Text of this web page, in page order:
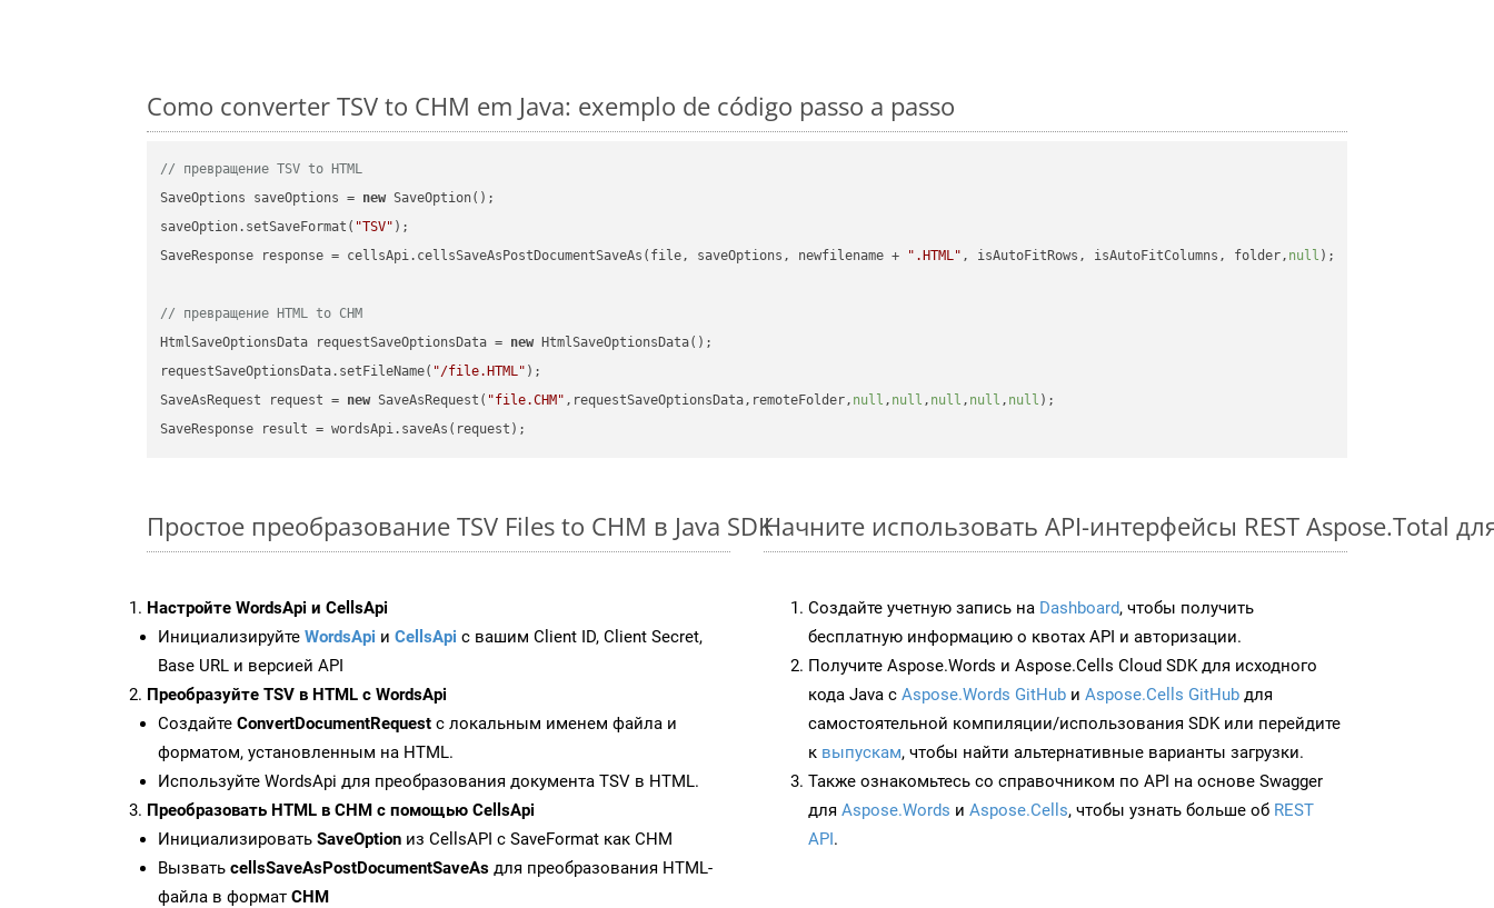
Como converter TSV to CHM em Java: exemplo de código passo a passo
// превращение TSV to HTML
SaveOptions saveOptions = new SaveOption();
saveOption.setSaveFormat( "TSV" );
SaveResponse response = cellsApi.cellsSaveAsPostDocumentSaveAs(file, saveOptions, newfilename +
".HTML" , isAutoFitRows, isAutoFitColumns, folder, null );
// превращение HTML to CHM
HtmlSaveOptionsData requestSaveOptionsData = new HtmlSaveOptionsData();
requestSaveOptionsData.setFileName( "/file.HTML" );
SaveAsRequest request = new SaveAsRequest( "file.CHM" ,requestSaveOptionsData,remoteFolder, null , null , null , null , null );
Простое преобразование TSV Files to CHM в Java SDK
Настройте WordsApi и CellsApi
Инициализируйте WordsApi и CellsApi с вашим Client ID, Client Secret,
Base URL и версией API
Преобразуйте TSV в HTML с WordsApi
Создайте ConvertDocumentRequest с локальным именем файла и
форматом, установленным на HTML.
Используйте WordsApi для преобразования документа TSV в HTML.
Преобразовать HTML в CHM с помощью CellsApi
Инициализировать SaveOption из CellsAPI с SaveFormat как CHM
Вызвать cellsSaveAsPostDocumentSaveAs для преобразования HTML-
файла в формат CHM
Начните использовать API-интерфейсы REST Aspose.Total
Создайте учетную запись на Dashboard, чтобы получить
бесплатную информацию о квотах API и авторизации.
Получите Aspose.Words и Aspose.Cells Cloud SDK для исходного
кода Java с Aspose.Words GitHub и Aspose.Cells GitHub для
самостоятельной компиляции/использования SDK или перейдите
к выпускам, чтобы найти альтернативные варианты загрузки.
Также ознакомьтесь со справочником по API на основе Swagger
для Aspose.Words и Aspose.Cells, чтобы узнать больше об REST
API.